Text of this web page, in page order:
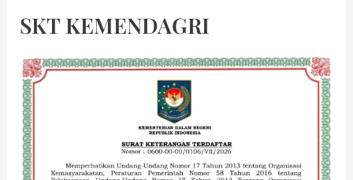
SKT KEMENDAGRI